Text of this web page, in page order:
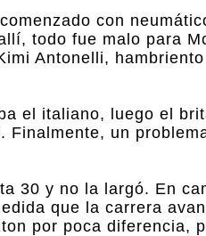
con
todo fue malo para
Antonelli,
el italiano, luego el
un
30 y no la largó. En
que la carrera
por poca diferencia,